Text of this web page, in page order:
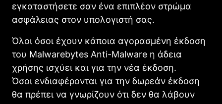
εγκαταστήσετε σαν ένα επιπλέον στρώμα
ασφάλειας στον υπολογιστή σας.
Όλοι όσοι έχουν κάποια αγορασμένη έκδοση
του Μalwarebytes Anti-Malware η άδεια
χρήσης ισχύει και για την νέα έκδοση.
Όσοι ενδιαφέρονται για την δωρεάν έκδοση
θα πρέπει να γνωρίζουν ότι δεν θα λάβουν